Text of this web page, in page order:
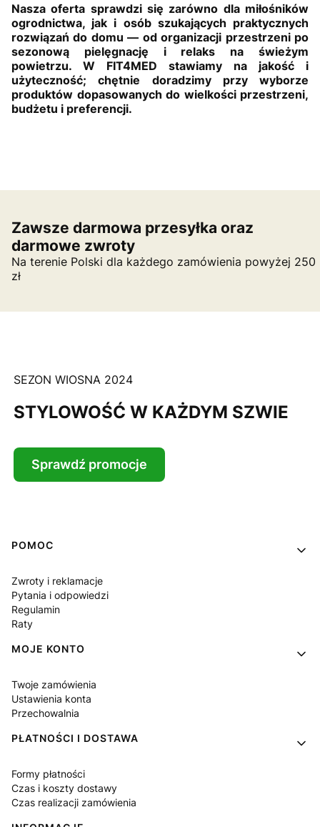
Nasza oferta sprawdzi się zarówno dla miłośników
ogrodnictwa, jak i osób szukających praktycznych
rozwiązań do domu — od organizacji przestrzeni po
sezonową pielęgnację i relaks na świeżym
powietrzu. W FIT4MED stawiamy na jakość i
użyteczność; chętnie doradzimy przy wyborze
produktów dopasowanych do wielkości przestrzeni,
budżetu i preferencji.
Zawsze darmowa przesyłka oraz
darmowe zwroty
Na terenie Polski dla każdego zamówienia powyżej 250
zł
SEZON WIOSNA 2024
STYLOWOŚĆ W KAŻDYM SZWIE
Sprawdź promocje
Linki w stopce
POMOC
Zwroty i reklamacje
Pytania i odpowiedzi
Regulamin
Raty
MOJE KONTO
Twoje zamówienia
Ustawienia konta
Przechowalnia
PŁATNOŚCI I DOSTAWA
Formy płatności
Czas i koszty dostawy
Czas realizacji zamówienia